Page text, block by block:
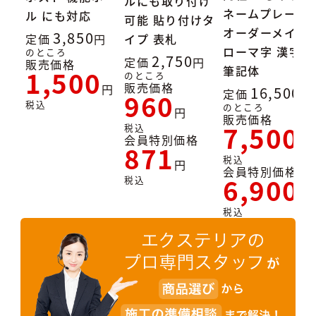
ル にも対応
定価 3,850
のところ
販売価格
1,500
税込
可能 貼り付けタ
イプ 表札
定価 2,750
のところ
販売価格
960
税込
会員特別価格
871
税込
ネームプレート
オーダーメイド
ローマ字 漢字
筆記体
定価 16,500
のところ
販売価格
7,500
税込
会員特別価格
6,900
税込